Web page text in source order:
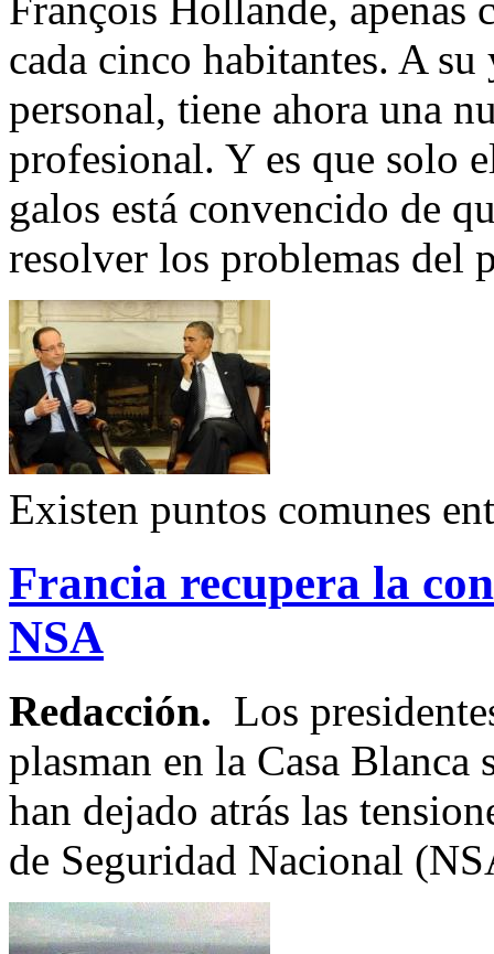
François Hollande, apenas
cada cinco habitantes. A
personal, tiene ahora una
profesional. Y es que solo
galos está convencido de
resolver los problemas del
Existen puntos comunes
Francia recupera la
NSA
Redacción. Los
plasman en la Casa
han dejado atrás las
de Seguridad Nacional